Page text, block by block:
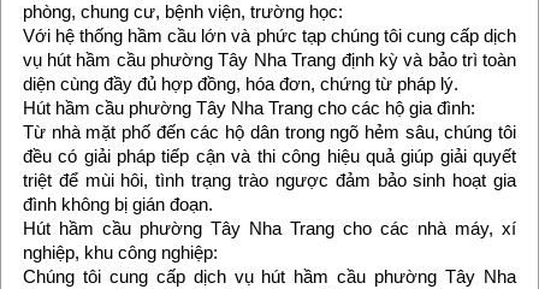
phòng, chung cư, bệnh viện, trường học:
Với hệ thống hầm cầu lớn và phức tạp chúng tôi cung cấp dịch
vụ hút hầm cầu phường Tây Nha Trang định kỳ và bảo trì toàn
diện cùng đầy đủ hợp đồng, hóa đơn, chứng từ pháp lý.
Hút hầm cầu phường Tây Nha Trang cho các hộ gia đình:
Từ nhà mặt phố đến các hộ dân trong ngõ hẻm sâu, chúng tôi
đều có giải pháp tiếp cận và thi công hiệu quả giúp giải quyết
triệt để mùi hôi, tình trạng trào ngược đảm bảo sinh hoạt gia
đình không bị gián đoạn.
Hút hầm cầu phường Tây Nha Trang cho các nhà máy, xí
nghiệp, khu công nghiệp:
Chúng tôi cung cấp dịch vụ hút hầm cầu phường Tây Nha